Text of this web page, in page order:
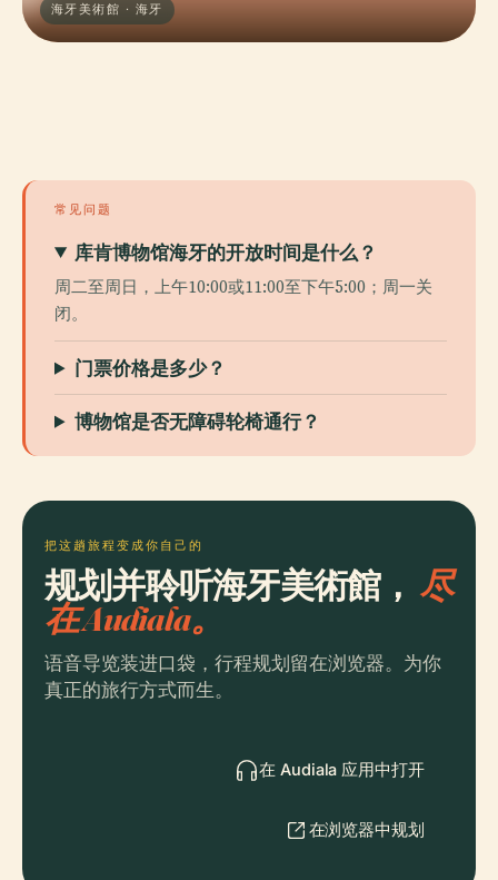
海牙美術館 · 海牙
常见问题
库肯博物馆海牙的开放时间是什么？
周二至周日，上午10:00或11:00至下午5:00；周一关
闭。
门票价格是多少？
博物馆是否无障碍轮椅通行？
把这趟旅程变成你自己的
规划并聆听海牙美術館， 尽
在 Audiala。
语音导览装进口袋，行程规划留在浏览器。为你
真正的旅行方式而生。
在 Audiala 应用中打开
在浏览器中规划